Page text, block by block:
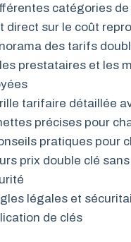
catégories
direct sur le coût
des tarifs
prestataires et les
tarifaire détaillée
précises pour
pratiques pour
prix double clé
légales et
de clés